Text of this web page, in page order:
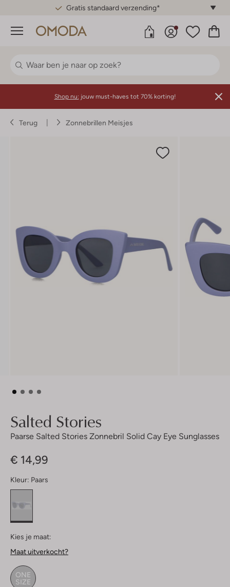
Gratis standaard verzending*
Menu
Shop nu: jouw must-haves tot 70% korting!
Terug Zonnebrillen Meisjes
Salted Stories
Paarse Salted Stories Zonnebril Solid Cay Eye Sunglasses
€ 14,99
Kleur: Paars
Kies je maat:
Maat uitverkocht?
ONE
SIZE